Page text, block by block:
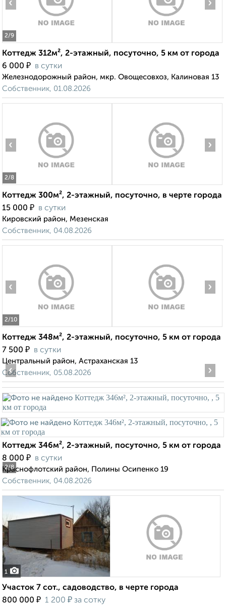
2/9
‹ ›
Коттедж 312м², 2-этажный, посуточно, 5 км от города
6 000 ₽ в сутки
Железнодорожный район, мкр. Овощесовхоз, Калиновая 13
Собственник, 01.08.2026
2/8
‹ ›
Коттедж 300м², 2-этажный, посуточно, в черте города
15 000 ₽ в сутки
Кировский район, Мезенская
Собственник, 04.08.2026
2/10
‹ ›
Коттедж 348м², 2-этажный, посуточно, 5 км от города
7 500 ₽ в сутки
Центральный район, Астраханская 13
Собственник, 05.08.2026
2/8
‹ ›
Коттедж 346м², 2-этажный, посуточно, 5 км от города
8 000 ₽ в сутки
Краснофлотский район, Полины Осипенко 19
Собственник, 04.08.2026
1
Участок 7 сот., садоводство, в черте города
800 000 ₽ 1 200 ₽ за сотку